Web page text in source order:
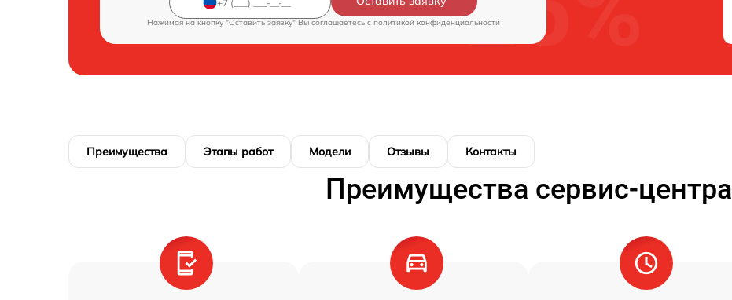
Нажимая на кнопку "Оставить заявку" Вы соглашаетесь c политикой конфиденциальности
Преимущества Этапы работ Модели Отзывы Контакты
Преимущества сервис-центра